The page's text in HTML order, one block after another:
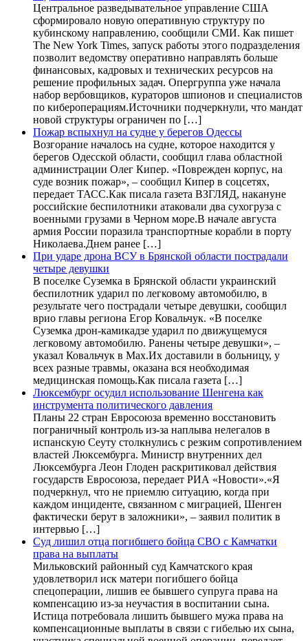
Центральное разведывательное управление США
сформировало новую оперативную структуру по
кубинскому направлению, сообщили СМИ. Как пишет
The New York Times, запуск работы этого подразделения
позволит ведомству оперативно направлять больше
финансовых, кадровых и технических ресурсов на
решение профильных задач. Опергруппа уже начала
набор вербовщиков, кураторов шпионов и специалистов
по кибероперациям.Источники подчеркнули, что мандат
новой структуры ограничен по […]
Пожар вспыхнул на судне у берегов Одессы
Возгорание началось на судне, которое находится у
берегов Одесской области, сообщил глава областной
администрации Олег Кипер. «Поврежден корпус, на
суде возник пожар», – сообщил Кипер в соцсетях,
передает ТАСС.Как писала газета ВЗГЛЯД, накануне
российские беспилотники атаковали два сухогруза с
военными грузами в Черном море.В начале августа
армия России поразила транспортные корабли в порту
Николаева.Днем ранее […]
При ударе дрона ВСУ в Брянской области пострадали
четыре девушки
В поселке Суземка в Брянской области украинский
беспилотник ударил по легковому автомобилю, в
результате чего пострадали четыре девушки, сообщил
врио главы региона Егор Ковальчук. «В поселке
Суземка дрон-камикадзе ударил по движущемуся
легковому автомобилю. Ранены четыре девушки», –
указал Ковальчук в Max.Их доставили в больницу, у
всех разные травмы, оказана вся необходимая
медицинская помощь.Как писала газета […]
Люксембург осудил использование Шенгена как
инструмента политического давления
Планы 22 стран Евросоюза временно восстановить
пограничный контроль из-за наплыва нелегалов в
испанскую Сеуту столкнулись с резким сопротивлением
властей Люксембурга. Министр внутренних дел
Люксембурга Леон Глоден раскритиковал действия
государств Евросоюза, передает РИА «Новости».«Я
подчеркнул, что не приемлю ситуацию, когда при
каждом инциденте, связанном с миграцией, Шенген
фактически берут в заложники», – заявил политик в
интервью […]
Суд лишил отца погибшего бойца СВО с Камчатки
права на выплаты
Мильковский районный суд Камчатского края
удовлетворил иск матери погибшего бойца
спецоперации, лишив ее бывшего супруга права на
компенсацию из-за неучастия в воспитании сына.
Истица потребовала лишить бывшего мужа права на
компенсационные выплаты в связи с гибелью их сына,